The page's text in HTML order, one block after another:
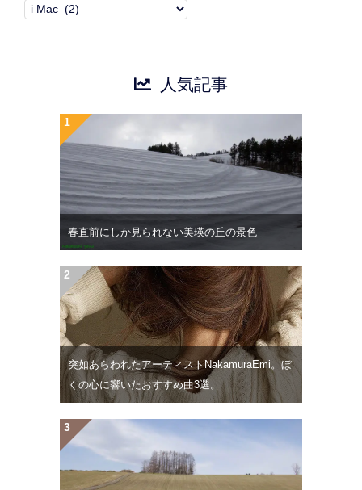
カ
人気記事
春直前にしか見られない美瑛の丘の景色
突如あらわれたアーティストNakamuraEmi。ぼ
くの心に響いたおすすめ曲3選。